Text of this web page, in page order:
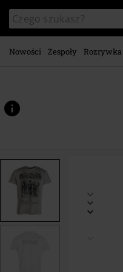
głównej
zawartości
Wyszukaj
katalog
Nowości Zespoły Rozrywka
www.emp-
p/family-
578193.html